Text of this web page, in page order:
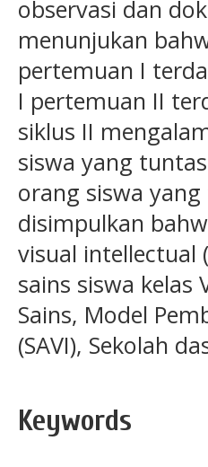
observasi dan
menunjukan
pertemuan I
I pertemuan II
siklus II
siswa yang
orang siswa
disimpulkan
visual intellectual
sains siswa kelas
Sains, Model
(SAVI), Sekolah
Keywords